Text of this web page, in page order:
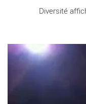
Oh les beaux jours -